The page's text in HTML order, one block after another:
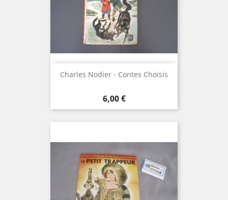
Charles Nodier - Contes Choisis
Prix
6,00 €